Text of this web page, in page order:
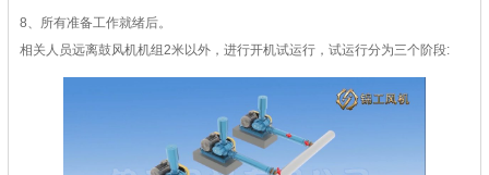
8、所有准备工作就绪后。
相关人员远离鼓风机机组2米以外，进行开机试运行，试运行分为三个阶段: